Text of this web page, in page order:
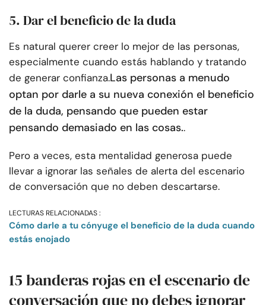
5. Dar el beneficio de la duda
Es natural querer creer lo mejor de las personas,
especialmente cuando estás hablando y tratando
de generar confianza.Las personas a menudo
optan por darle a su nueva conexión el beneficio
de la duda, pensando que pueden estar
pensando demasiado en las cosas..
Pero a veces, esta mentalidad generosa puede
llevar a ignorar las señales de alerta del escenario
de conversación que no deben descartarse.
LECTURAS RELACIONADAS :
Cómo darle a tu cónyuge el beneficio de la duda cuando
estás enojado
15 banderas rojas en el escenario de
conversación que no debes ignorar